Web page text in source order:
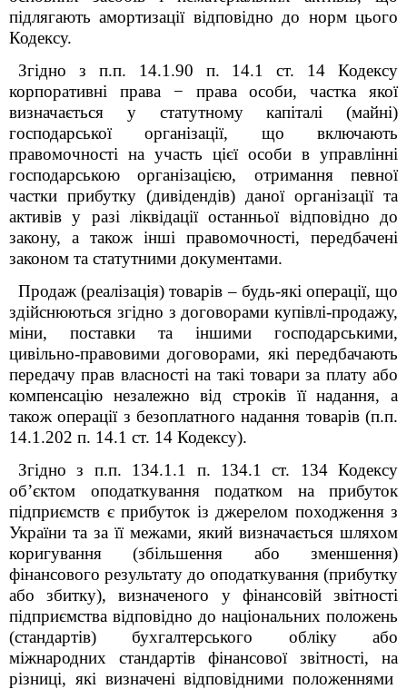
підлягають амортизації відповідно до норм цього
Кодексу.
Згідно з п.п. 14.1.90 п. 14.1 ст. 14 Кодексу
корпоративні права − права особи, частка якої
визначається у статутному капіталі (майні)
господарської організації, що включають
правомочності на участь цієї особи в управлінні
господарською організацією, отримання певної
частки прибутку (дивідендів) даної організації та
активів у разі ліквідації останньої відповідно до
закону, а також інші правомочності, передбачені
законом та статутними документами.
Продаж (реалізація) товарів – будь-які операції, що
здійснюються згідно з договорами купівлі-продажу,
міни, поставки та іншими господарськими,
цивільно-правовими договорами, які передбачають
передачу прав власності на такі товари за плату або
компенсацію незалежно від строків її надання, а
також операції з безоплатного надання товарів (п.п.
14.1.202 п. 14.1 ст. 14 Кодексу).
Згідно з п.п. 134.1.1 п. 134.1 ст. 134 Кодексу
об’єктом оподаткування податком на прибуток
підприємств є прибуток із джерелом походження з
України та за її межами, який визначається шляхом
коригування (збільшення або зменшення)
фінансового результату до оподаткування (прибутку
або збитку), визначеного у фінансовій звітності
підприємства відповідно до національних положень
(стандартів) бухгалтерського обліку або
міжнародних стандартів фінансової звітності, на
різниці, які визначені відповідними положеннями